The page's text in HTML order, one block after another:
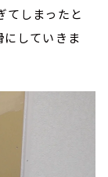
てしまったと
にしていきま